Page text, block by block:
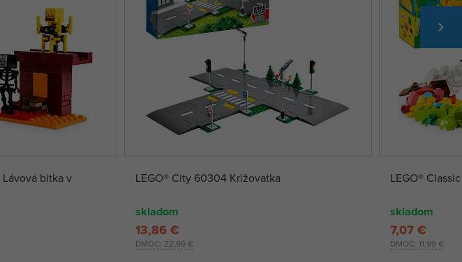
bitka v
LEGO® City 60304 Križovatka
skladom
DMOC: 22,99 €
13,86 €
LEGO®
skladom
DMOC: 11,99 €
7,07 €